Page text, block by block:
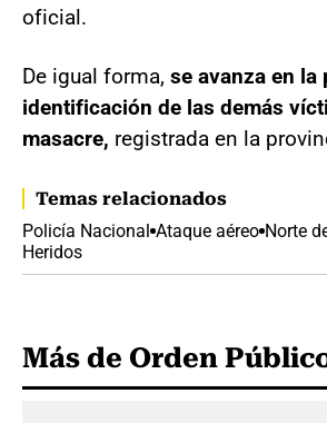
oficial.
De igual forma, se avanza en la
identificación de las demás
masacre, registrada en la
Temas relacionados
Policía Nacional Ataque aéreo Norte
Heridos
Más de Orden